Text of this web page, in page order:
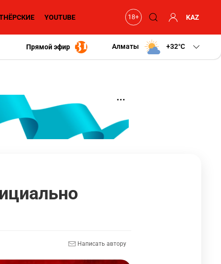
YOUTUBE KAZ
Прямой эфир Алматы +32 C
Написать автору